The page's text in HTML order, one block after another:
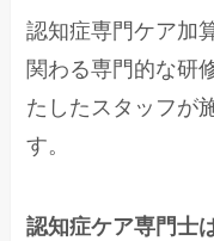
認知症専門ケア加
関わる専門的な研
たしたスタッフが
す。
認知症ケア専門士